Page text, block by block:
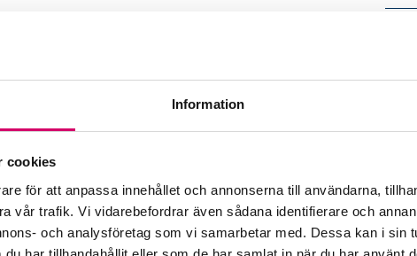
Information
cookies
för att anpassa innehållet och annonserna till användarna,
vår trafik. Vi vidarebefordrar även sådana identifierare och
och analysföretag som vi samarbetar med. Dessa kan i sin